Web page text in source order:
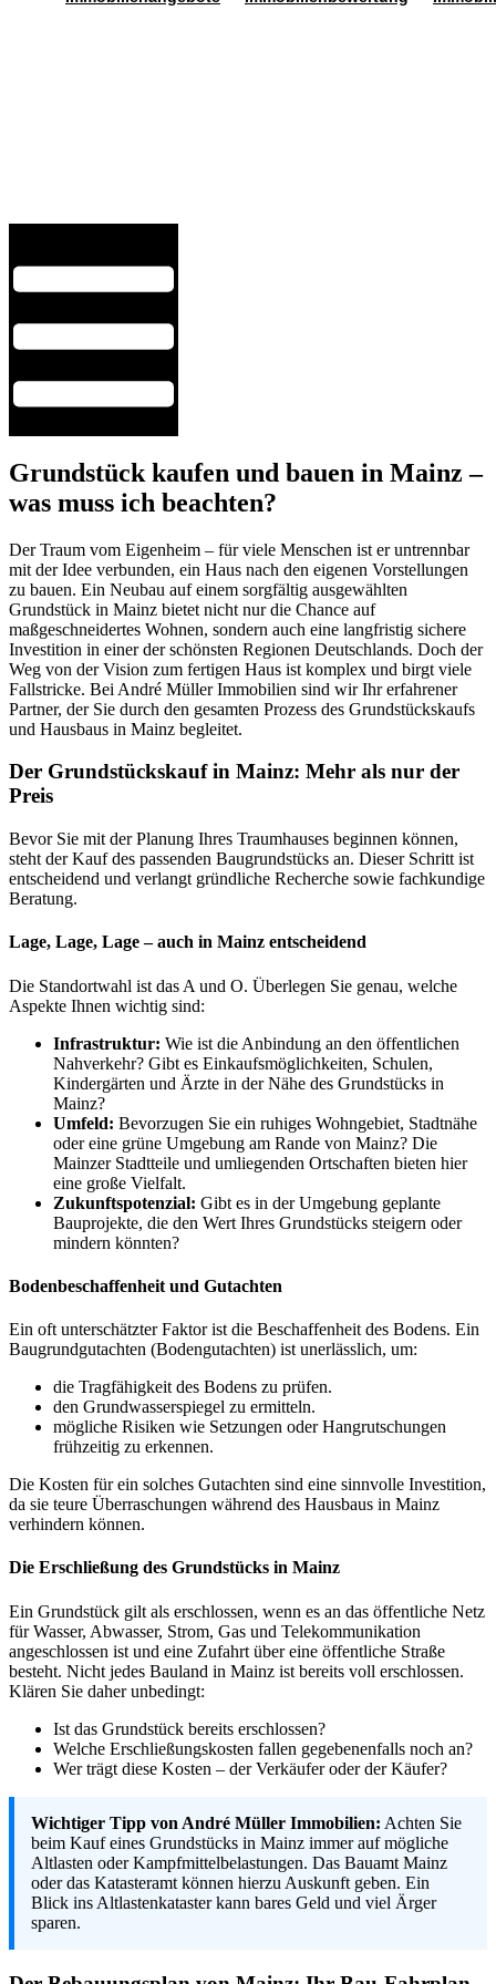
Grundstück kaufen und bauen in Mainz –
was muss ich beachten?
Der Traum vom Eigenheim – für viele Menschen ist er untrennbar
mit der Idee verbunden, ein Haus nach den eigenen Vorstellungen
zu bauen. Ein Neubau auf einem sorgfältig ausgewählten
Grundstück in Mainz bietet nicht nur die Chance auf
maßgeschneidertes Wohnen, sondern auch eine langfristig sichere
Investition in einer der schönsten Regionen Deutschlands. Doch der
Weg von der Vision zum fertigen Haus ist komplex und birgt viele
Fallstricke. Bei André Müller Immobilien sind wir Ihr erfahrener
Partner, der Sie durch den gesamten Prozess des Grundstückskaufs
und Hausbaus in Mainz begleitet.
Der Grundstückskauf in Mainz: Mehr als nur der
Preis
Bevor Sie mit der Planung Ihres Traumhauses beginnen können,
steht der Kauf des passenden Baugrundstücks an. Dieser Schritt ist
entscheidend und verlangt gründliche Recherche sowie fachkundige
Beratung.
Lage, Lage, Lage – auch in Mainz entscheidend
Die Standortwahl ist das A und O. Überlegen Sie genau, welche
Aspekte Ihnen wichtig sind:
Infrastruktur: Wie ist die Anbindung an den öffentlichen
Nahverkehr? Gibt es Einkaufsmöglichkeiten, Schulen,
Kindergärten und Ärzte in der Nähe des Grundstücks in
Mainz?
Umfeld: Bevorzugen Sie ein ruhiges Wohngebiet, Stadtnähe
oder eine grüne Umgebung am Rande von Mainz? Die
Mainzer Stadtteile und umliegenden Ortschaften bieten hier
eine große Vielfalt.
Zukunftspotenzial: Gibt es in der Umgebung geplante
Bauprojekte, die den Wert Ihres Grundstücks steigern oder
mindern könnten?
Bodenbeschaffenheit und Gutachten
Ein oft unterschätzter Faktor ist die Beschaffenheit des Bodens. Ein
Baugrundgutachten (Bodengutachten) ist unerlässlich, um:
die Tragfähigkeit des Bodens zu prüfen.
den Grundwasserspiegel zu ermitteln.
mögliche Risiken wie Setzungen oder Hangrutschungen
frühzeitig zu erkennen.
Die Kosten für ein solches Gutachten sind eine sinnvolle Investition,
da sie teure Überraschungen während des Hausbaus in Mainz
verhindern können.
Die Erschließung des Grundstücks in Mainz
Ein Grundstück gilt als erschlossen, wenn es an das öffentliche Netz
für Wasser, Abwasser, Strom, Gas und Telekommunikation
angeschlossen ist und eine Zufahrt über eine öffentliche Straße
besteht. Nicht jedes Bauland in Mainz ist bereits voll erschlossen.
Klären Sie daher unbedingt:
Ist das Grundstück bereits erschlossen?
Welche Erschließungskosten fallen gegebenenfalls noch an?
Wer trägt diese Kosten – der Verkäufer oder der Käufer?
Wichtiger Tipp von André Müller Immobilien: Achten Sie
beim Kauf eines Grundstücks in Mainz immer auf mögliche
Altlasten oder Kampfmittelbelastungen. Das Bauamt Mainz
oder das Katasteramt können hierzu Auskunft geben. Ein
Blick ins Altlastenkataster kann bares Geld und viel Ärger
sparen.